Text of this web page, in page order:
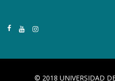
© 2018 UNIVERSIDAD